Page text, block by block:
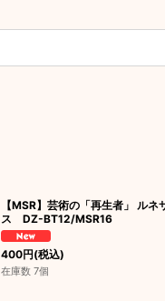
【MSR】芸術の「再生者」 ルネ
ス DZ-BT12/MSR16
400円(税込)
在庫数 7個